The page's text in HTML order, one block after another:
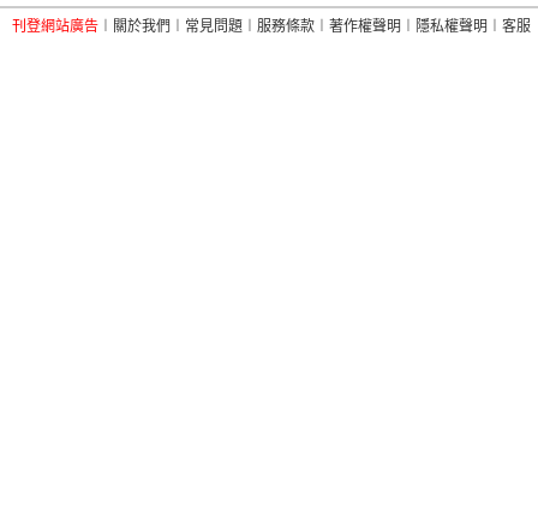
刊登網站廣告 關於我們 常見問題 服務條款 著作權聲明 隱私權聲明 客服